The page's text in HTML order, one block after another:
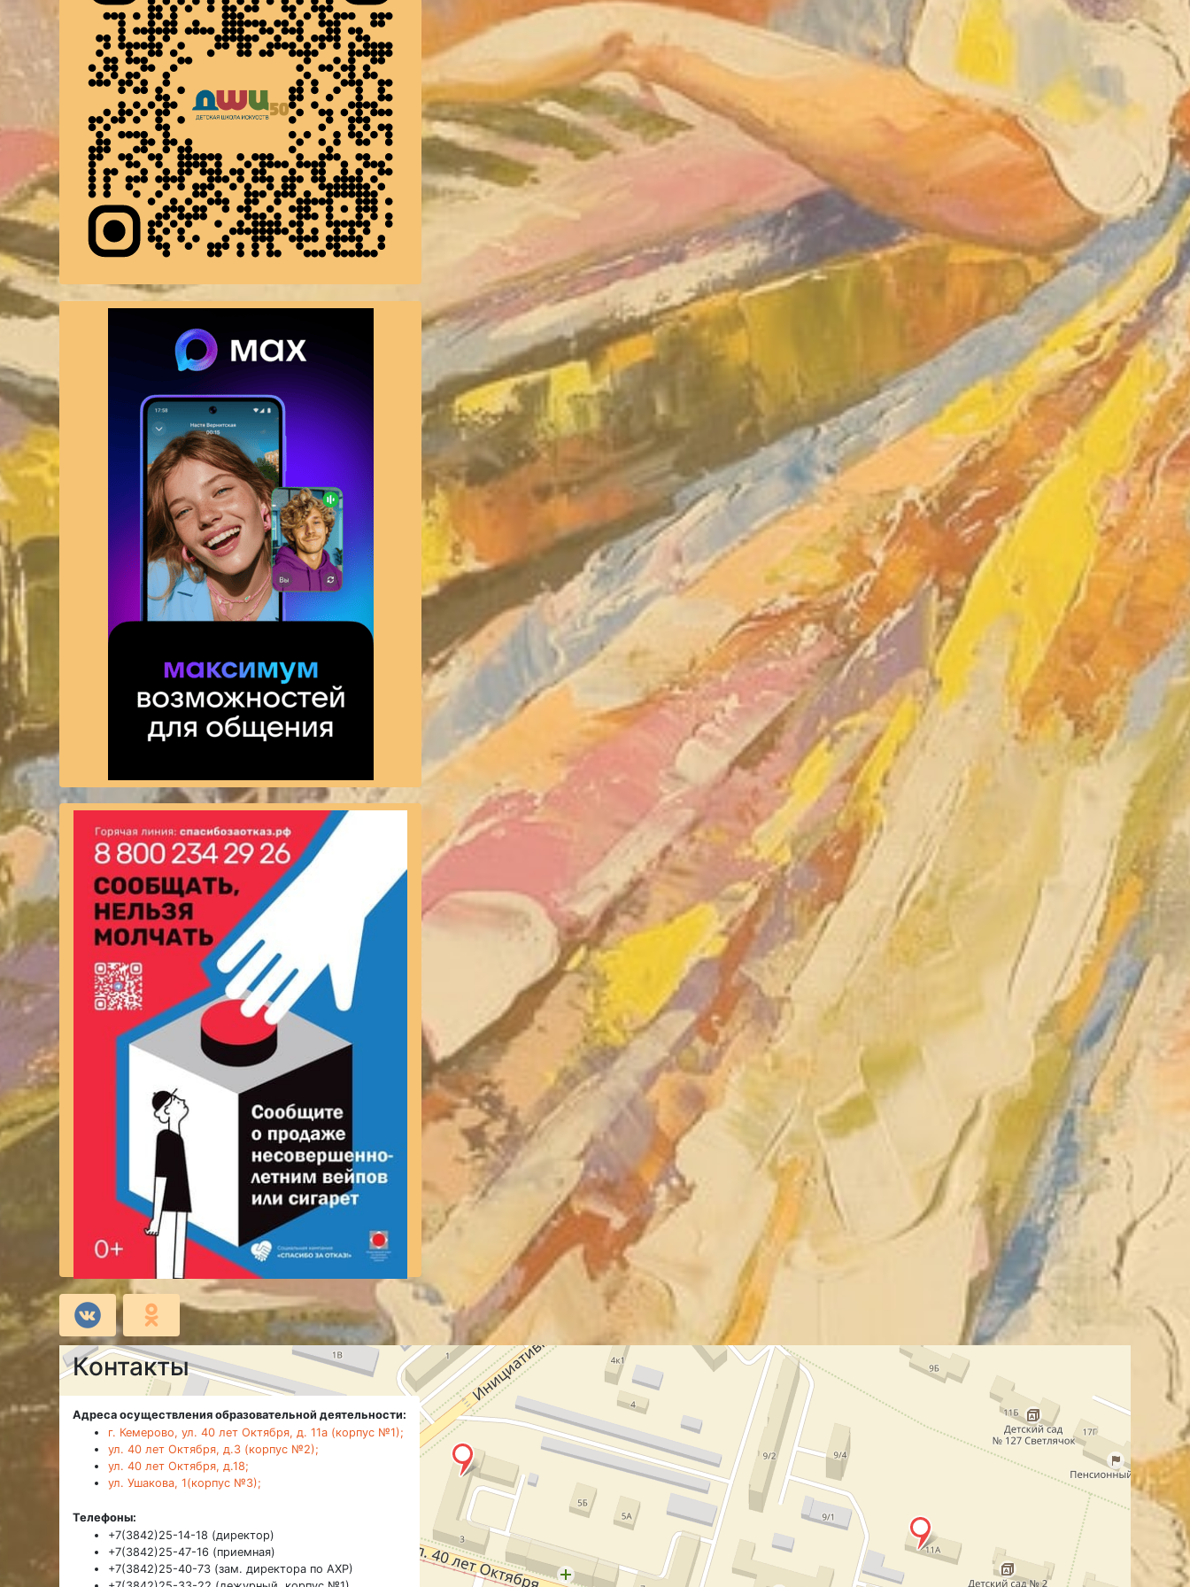
Контакты
Адреса осуществления образовательной деятельности:
г. Кемерово, ул. 40 лет Октября, д. 11а (корпус №1);
ул. 40 лет Октября, д.3 (корпус №2);
ул. 40 лет Октября, д.18;
ул. Ушакова, 1(корпус №3);
Телефоны:
+7(3842)25-14-18 (директор)
+7(3842)25-47-16 (приемная)
+7(3842)25-40-73 (зам. директора по АХР)